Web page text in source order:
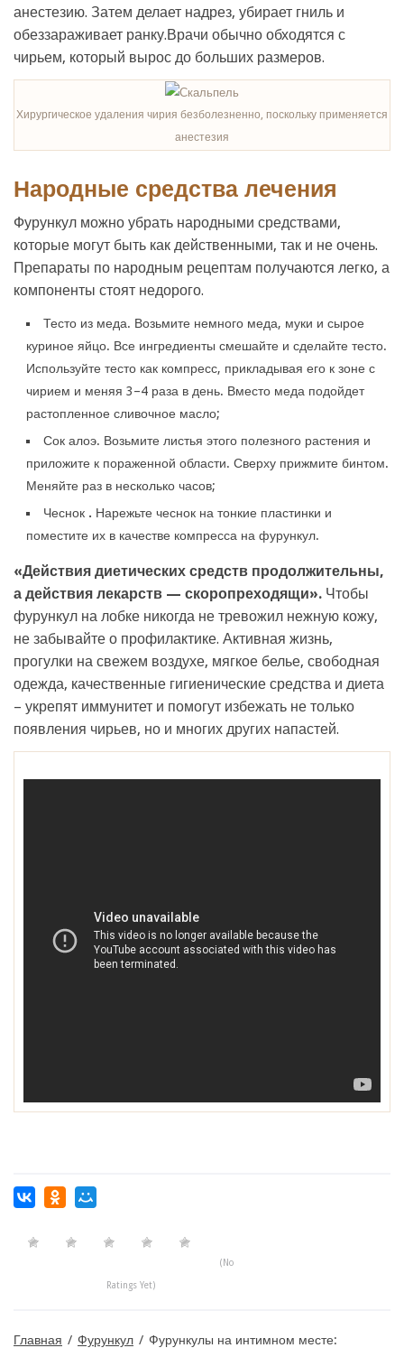
анестезию. Затем делает надрез, убирает гниль и
обеззараживает ранку.Врачи обычно обходятся с
чирьем, который вырос до больших размеров.
Хирургическое удаления чирия безболезненно, поскольку применяется
анестезия
Народные средства лечения
Фурункул можно убрать народными средствами,
которые могут быть как действенными, так и не очень.
Препараты по народным рецептам получаются легко, а
компоненты стоят недорого.
Тесто из меда. Возьмите немного меда, муки и сырое
куриное яйцо. Все ингредиенты смешайте и сделайте тесто.
Используйте тесто как компресс, прикладывая его к зоне с
чирием и меняя 3–4 раза в день. Вместо меда подойдет
растопленное сливочное масло;
Сок алоэ. Возьмите листья этого полезного растения и
приложите к пораженной области. Сверху прижмите бинтом.
Меняйте раз в несколько часов;
Чеснок . Нарежьте чеснок на тонкие пластинки и
поместите их в качестве компресса на фурункул.
«Действия диетических средств продолжительны,
а действия лекарств — скоропреходящи». Чтобы
фурункул на лобке никогда не тревожил нежную кожу,
не забывайте о профилактике. Активная жизнь,
прогулки на свежем воздухе, мягкое белье, свободная
одежда, качественные гигиенические средства и диета
– укрепят иммунитет и помогут избежать не только
появления чирьев, но и многих других напастей.
(No
Ratings Yet)
Главная / Фурункул / Фурункулы на интимном месте: